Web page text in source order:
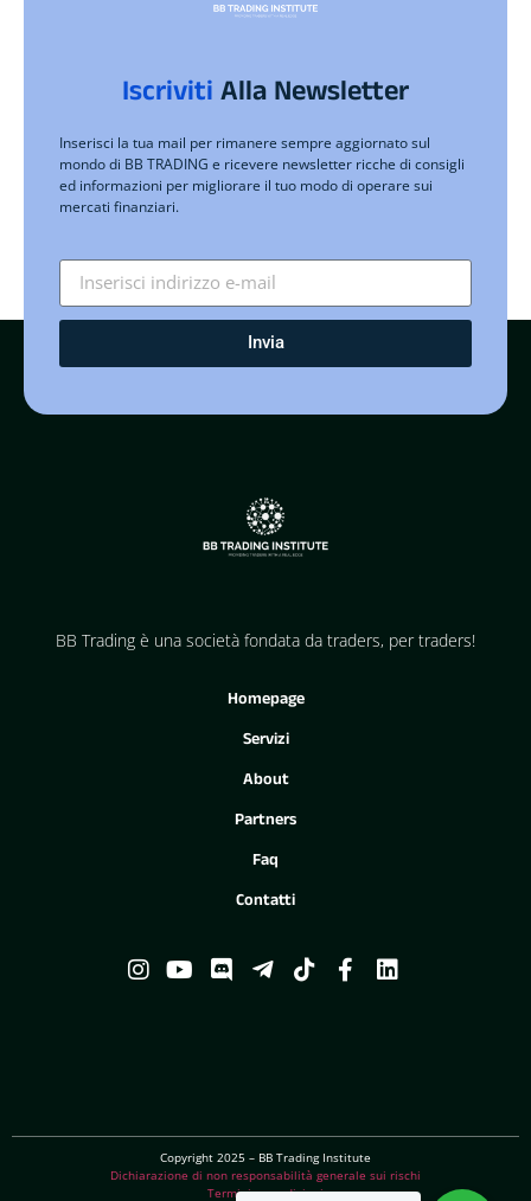
IscrivitiAlla Newsletter
Inserisci la tua mail per rimanere sempre aggiornato sul
mondo di BB TRADING e ricevere newsletter ricche di consigli
ed informazioni per migliorare il tuo modo di operare sui
mercati finanziari.
Invia
BB Trading è una società fondata da traders, per traders!
Homepage
Servizi
About
Partners
Faq
Contatti
Copyright 2025 – BB Trading Institute
Dichiarazione di non responsabilità generale sui rischi
Termini e condizioni